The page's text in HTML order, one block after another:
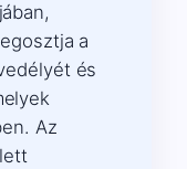
a
és
Az